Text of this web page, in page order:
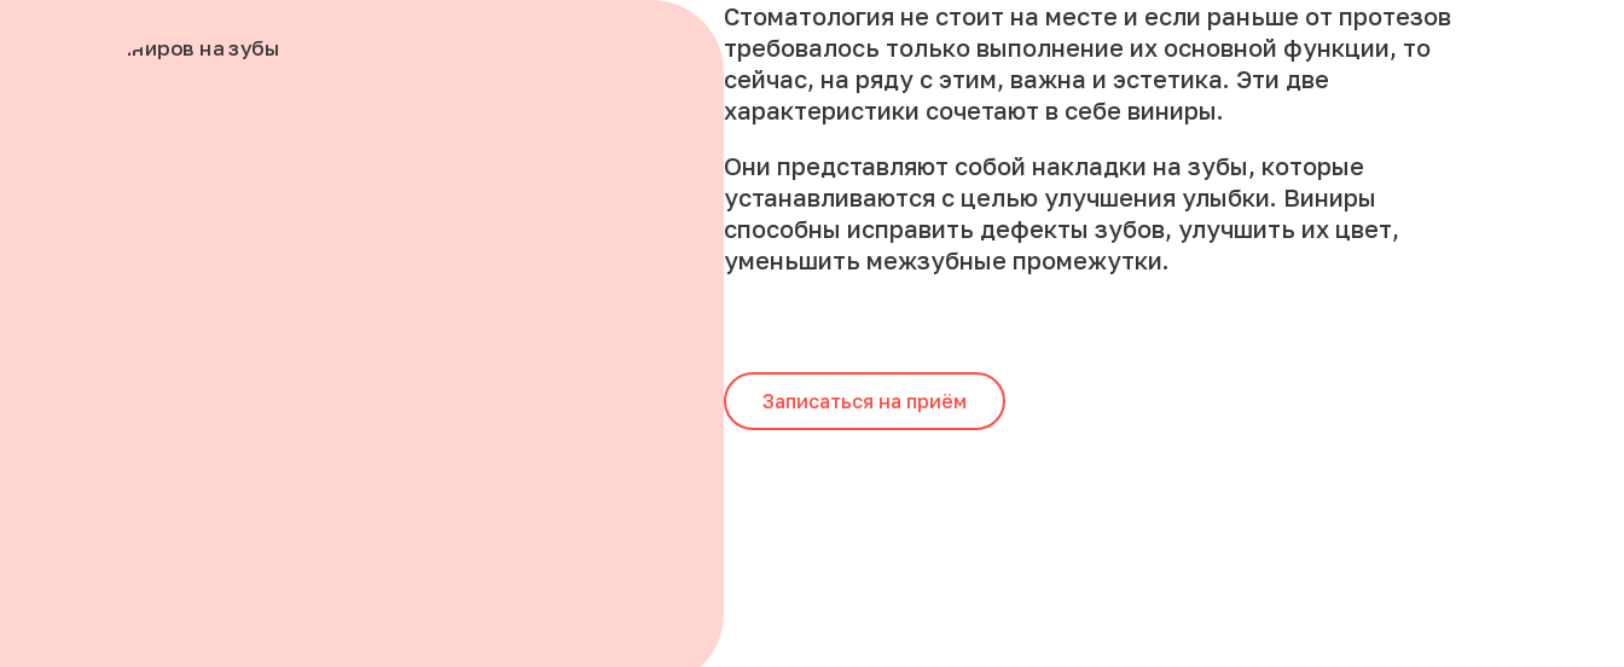
Стоматология не стоит на месте и если раньше от протезов
требовалось только выполнение их основной функции, то
сейчас, на ряду с этим, важна и эстетика. Эти две
характеристики сочетают в себе виниры.
Они представляют собой накладки на зубы, которые
устанавливаются с целью улучшения улыбки. Виниры
способны исправить дефекты зубов, улучшить их цвет,
уменьшить межзубные промежутки.
Записаться на приём